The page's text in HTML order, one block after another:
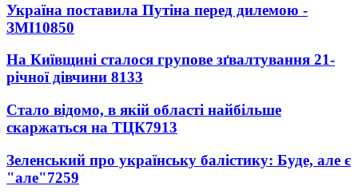
Україна поставила Путіна перед дилемою -
ЗМІ10850
На Київщині сталося групове зґвалтування 21-
річної дівчини 8133
Стало відомо, в якій області найбільше
скаржаться на ТЦК7913
Зеленський про українську балістику: Буде, але є
"але"7259